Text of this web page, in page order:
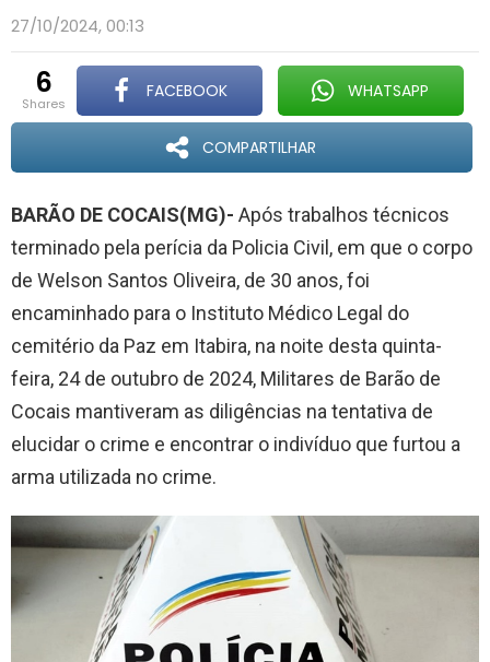
27/10/2024, 00:13
6
shares
FACEBOOK WHATSAPP
COMPARTILHAR
BARÃO DE COCAIS(MG)- Após trabalhos técnicos
terminado pela perícia da Policia Civil, em que o corpo
de Welson Santos Oliveira, de 30 anos, foi
encaminhado para o Instituto Médico Legal do
cemitério da Paz em Itabira, na noite desta quinta-
feira, 24 de outubro de 2024, Militares de Barão de
Cocais mantiveram as diligências na tentativa de
elucidar o crime e encontrar o indivíduo que furtou a
arma utilizada no crime.